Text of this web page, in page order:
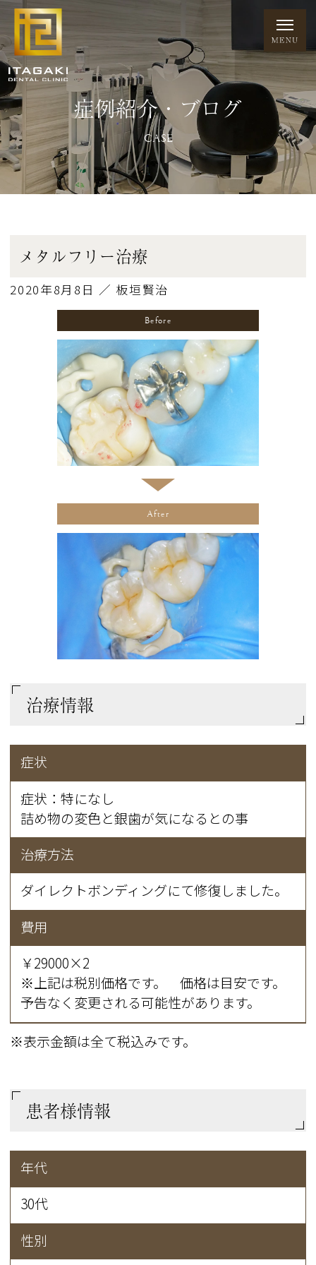
症例紹介・ブログ
CASE
メタルフリー治療
2020年8月8日 ／ 板垣賢治
Before
After
治療情報
症状
症状：特になし
詰め物の変色と銀歯が気になるとの事
治療方法
ダイレクトボンディングにて修復しました。
費用
￥29000×2
※上記は税別価格です。 価格は目安です。
予告なく変更される可能性があります。
※表示金額は全て税込みです。
患者様情報
年代
30代
性別